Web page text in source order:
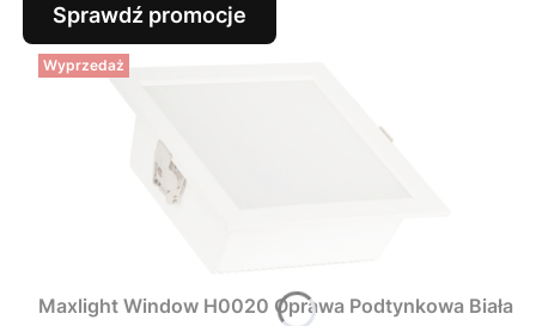
Sprawdź promocje
Wyprzedaż
Maxlight Window H0020 Oprawa Podtynkowa Biała